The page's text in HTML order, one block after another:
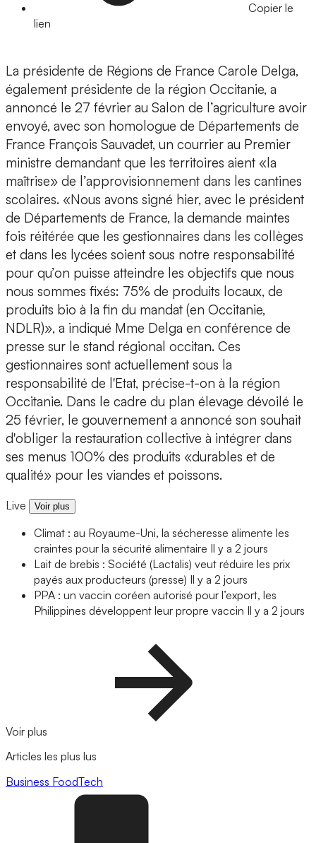
Copier le
lien
La présidente de Régions de France Carole Delga,
également présidente de la région Occitanie, a
annoncé le 27 février au Salon de l’agriculture avoir
envoyé, avec son homologue de Départements de
France François Sauvadet, un courrier au Premier
ministre demandant que les territoires aient «la
maîtrise» de l’approvisionnement dans les cantines
scolaires. «Nous avons signé hier, avec le président
de Départements de France, la demande maintes
fois réitérée que les gestionnaires dans les collèges
et dans les lycées soient sous notre responsabilité
pour qu’on puisse atteindre les objectifs que nous
nous sommes fixés: 75% de produits locaux, de
produits bio à la fin du mandat (en Occitanie,
NDLR)», a indiqué Mme Delga en conférence de
presse sur le stand régional occitan. Ces
gestionnaires sont actuellement sous la
responsabilité de l'Etat, précise-t-on à la région
Occitanie. Dans le cadre du plan élevage dévoilé le
25 février, le gouvernement a annoncé son souhait
d'obliger la restauration collective à intégrer dans
ses menus 100% des produits «durables et de
qualité» pour les viandes et poissons.
Live Voir plus
Climat : au Royaume-Uni, la sécheresse alimente les
craintes pour la sécurité alimentaire Il y a 2 jours
Lait de brebis : Société (Lactalis) veut réduire les prix
payés aux producteurs (presse) Il y a 2 jours
PPA : un vaccin coréen autorisé pour l’export, les
Philippines développent leur propre vaccin Il y a 2 jours
Voir plus
Articles les plus lus
Business FoodTech